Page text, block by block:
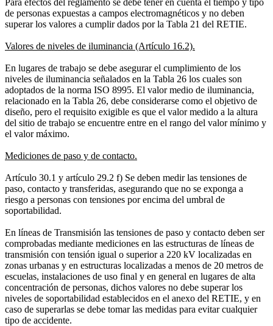
de personas expuestas a campos electromagnéticos y no deben
superar los valores a cumplir dados por la Tabla 21 del RETIE.
Valores de niveles de iluminancia (Artículo 16.2).
En lugares de trabajo se debe asegurar el cumplimiento de los
niveles de iluminancia señalados en la Tabla 26 los cuales son
adoptados de la norma ISO 8995. El valor medio de iluminancia,
relacionado en la Tabla 26, debe considerarse como el objetivo de
diseño, pero el requisito exigible es que el valor medido a la altura
del sitio de trabajo se encuentre entre en el rango del valor mínimo y
el valor máximo.
Mediciones de paso y de contacto.
Artículo 30.1 y artículo 29.2 f) Se deben medir las tensiones de
paso, contacto y transferidas, asegurando que no se exponga a
riesgo a personas con tensiones por encima del umbral de
soportabilidad.
En líneas de Transmisión las tensiones de paso y contacto deben ser
comprobadas mediante mediciones en las estructuras de líneas de
transmisión con tensión igual o superior a 220 kV localizadas en
zonas urbanas y en estructuras localizadas a menos de 20 metros de
escuelas, instalaciones de uso final y en general en lugares de alta
concentración de personas, dichos valores no debe superar los
niveles de soportabilidad establecidos en el anexo del RETIE, y en
caso de superarlas se debe tomar las medidas para evitar cualquier
tipo de accidente.